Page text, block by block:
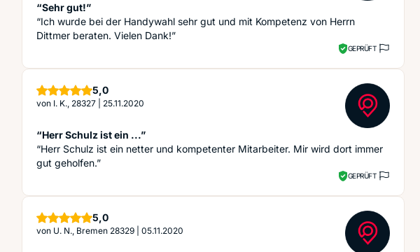
“Sehr gut!”
“Ich wurde bei der Handywahl sehr gut und mit Kompetenz von Herrn
Dittmer beraten. Vielen Dank!”
GEPRÜFT
5,0Sterne
von I. K., 28327 25.11.2020
“Herr Schulz ist ein ...”
“Herr Schulz ist ein netter und kompetenter Mitarbeiter. Mir wird dort immer
gut geholfen.”
GEPRÜFT
5,0Sterne
von U. N., Bremen 28329 05.11.2020